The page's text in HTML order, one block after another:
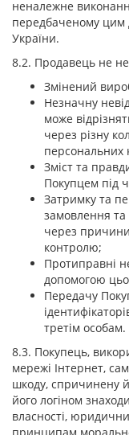
неналежне
передбаченому цим
України.
8.2. Продавець не
Змінений
Незначну
може
через різну
персональних
Зміст та
Покупцем під
Затримку та
замовлення та
через
контролю;
Протиправні
допомогою
Передачу
третім особам.
8.3. Покупець,
мережі Інтернет,
шкоду, спричинену
його логіном
власності,